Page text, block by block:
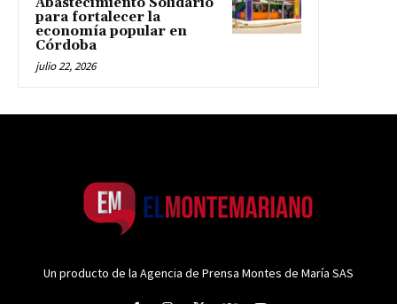
para fortalecer la
economía popular en
Córdoba
julio 22, 2026
Un producto de la Agencia de Prensa Montes de María SAS